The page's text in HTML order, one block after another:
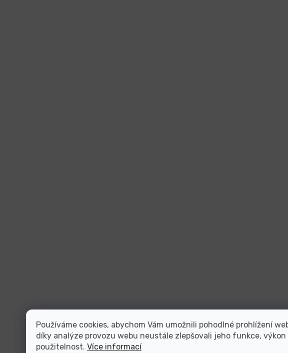
Používáme cookies, abychom Vám umožnili pohodlné prohlížení
díky analýze provozu webu neustále zlepšovali jeho funkce, výkon
použitelnost. Více informací